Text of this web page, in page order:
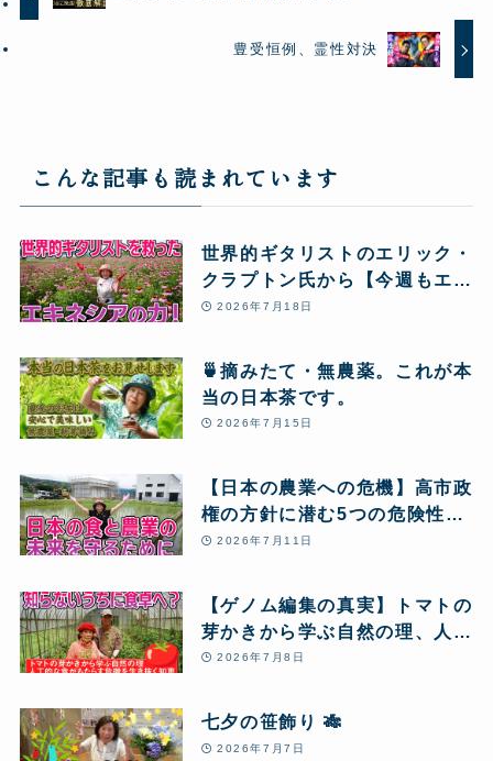
豊受恒例、霊性対決
こんな記事も読まれています
世界的ギタリストのエリック・
クラプトン氏から【今週もエキ
ネシア酵素12本】のリピート
から大復活し、愛用し続ける秘
密とは!?
2026年7月18日
🍵摘みたて・無農薬。これが本
当の日本茶です。
2026年7月15日
【日本の農業への危機】高市政
権の方針に潜む5つの危険性
と、私たちが「自然農」のクラ
理由
2026年7月11日
【ゲノム編集の真実】トマトの
芽かきから学ぶ自然の理、人工
的な食がもたらす危機を生き抜
2026年7月8日
七夕の笹飾り 🎋
2026年7月7日